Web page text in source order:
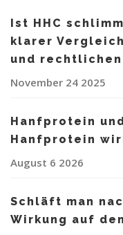
Ist HHC
klarer
und rechtlichen
November 24 2025
Hanfprotein
Hanfprotein
August 6 2026
Schläft man
Wirkung auf